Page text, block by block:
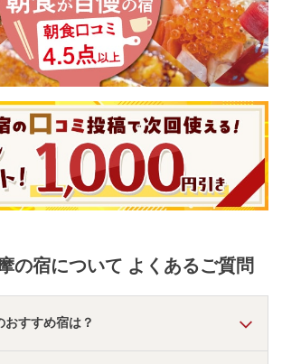
の宿について よくあるご質問
すすめ宿は？